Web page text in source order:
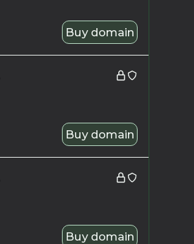
Buy domain
Buy domain
Buy domain